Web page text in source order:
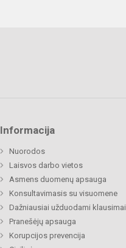
Informacija
Nuorodos
Laisvos darbo vietos
Asmens duomenų apsauga
Konsultavimasis su visuomene
Dažniausiai užduodami klausimai
Pranešėjų apsauga
Korupcijos prevencija